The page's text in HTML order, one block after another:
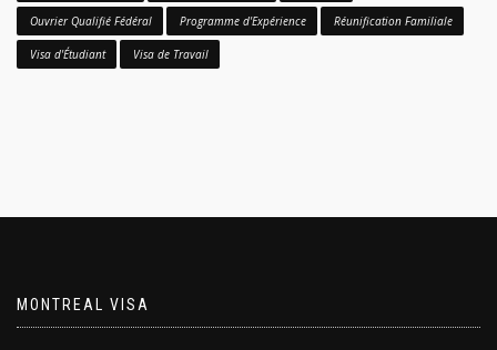
Ouvrier Qualifié Fédéral Programme d'Expérience Réunification Familiale
Visa d'Étudiant Visa de Travail
MONTREAL VISA